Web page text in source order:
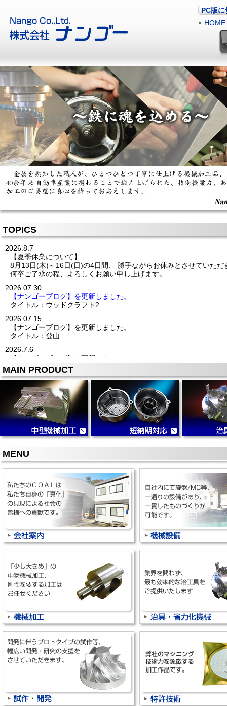
PC版に
HOME
TOPICS
2026.8.7
【夏季休業について】
8月13日(木)～16日(日)の4日間、 勝手ながらお休みとさせていただ
何卒ご了承の程、よろしくお願い申し上げます。
2026.07.30
【ナンゴーブログ】を更新しました。
タイトル：ウッドクラフト2
2026.07.15
【ナンゴーブログ】を更新しました。
タイトル：登山
2026.7.6
【ナンゴーブログ】を更新しました。
タイトル：癒されました(^^)
2026/06/24
◆展示会に出展致します◆
『ものづくりワールド／機械要素技術展』
宇治市6社での合同出展に参加させて頂きます
2026年7月1日(水)～3日(金)
10:00～17:00
東京ビッグサイト
東1ホール E7-44
ブース名：宇治市・宇治商工会議所
2026/06/22
【ナンゴーブログ】を更新しました。
タイトル：海の京都
2026/06/19
【社内整理整頓プロジェクト】更新しました。
タイトル：新！5S活動 ～卒業～(№24)
【ナンゴーブログ】を更新しました。
タイトル：祝30周年
【ナンゴーブログ】を更新しました。
タイトル：年パス
2026/04/30
【ナンゴーブログ】を更新しました。
MAIN PRODUCT
MENU